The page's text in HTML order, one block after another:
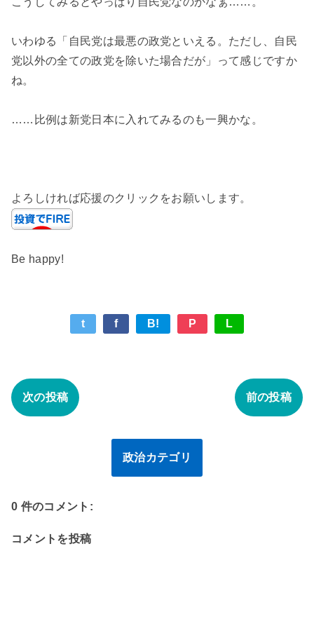
いわゆる「自民党は最悪の政党といえる。ただし、自民
党以外の全ての政党を除いた場合だが」って感じですか
ね。
……比例は新党日本に入れてみるのも一興かな。
よろしければ応援のクリックをお願いします。
Be happy!
t f B! P L
次の投稿 前の投稿
政治カテゴリ
0 件のコメント:
コメントを投稿